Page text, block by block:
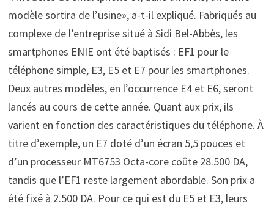
modèle sortira de l’usine», a-t-il expliqué. Fabriqués au
complexe de l’entreprise situé à Sidi Bel-Abbès, les
smartphones ENIE ont été baptisés : EF1 pour le
téléphone simple, E3, E5 et E7 pour les smartphones.
Deux autres modèles, en l’occurrence E4 et E6, seront
lancés au cours de cette année. Quant aux prix, ils
varient en fonction des caractéristiques du téléphone. À
titre d’exemple, un E7 doté d’un écran 5,5 pouces et
d’un processeur MT6753 Octa-core coûte 28.500 DA,
tandis que l’EF1 reste largement abordable. Son prix a
été fixé à 2.500 DA. Pour ce qui est du E5 et E3, leurs